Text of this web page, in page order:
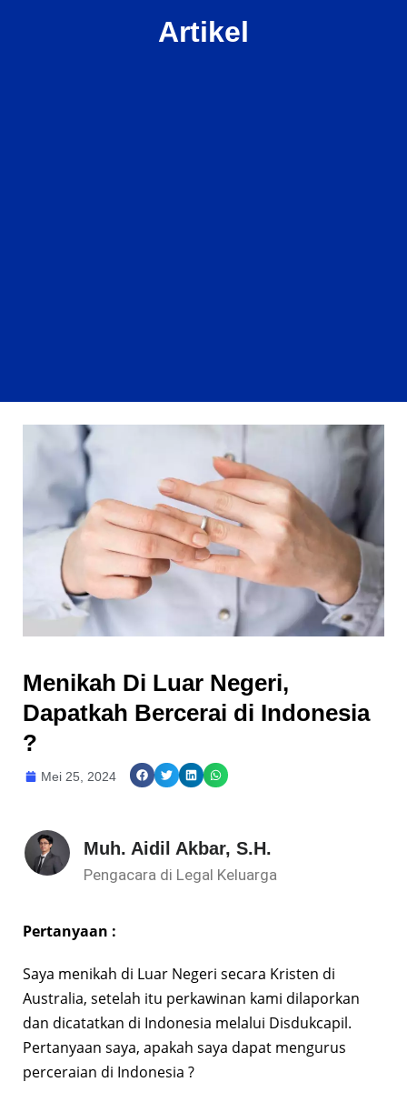
Artikel
Menikah Di Luar Negeri,
Dapatkah Bercerai di Indonesia
?
Mei 25, 2024
Muh. Aidil Akbar, S.H.
Pengacara di Legal Keluarga
Pertanyaan :
Saya menikah di Luar Negeri secara Kristen di
Australia, setelah itu perkawinan kami dilaporkan
dan dicatatkan di Indonesia melalui Disdukcapil.
Pertanyaan saya, apakah saya dapat mengurus
perceraian di Indonesia ?